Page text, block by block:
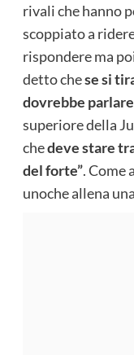
rivali che hanno
scoppiato a
rispondere ma
detto chese si
dovrebbe
superiore della
chedeve stare
del forte”. Come
unoche allena